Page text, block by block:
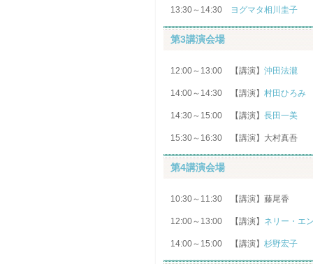
13:30～14:30 ヨグマタ相川圭子
第3講演会場
12:00～13:00 【講演】 沖田法瀧
14:00～14:30 【講演】 村田ひろみ
14:30～15:00 【講演】 長田一美
15:30～16:30 【講演】大村真吾
第4講演会場
10:30～11:30 【講演】藤尾香
12:00～13:00 【講演】 ネリー・エ
14:00～15:00 【講演】 杉野宏子